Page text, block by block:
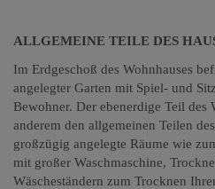
ALLGEMEINE TEILE DES
Im Erdgeschoß des Wohnhauses
angelegter Garten mit Spiel- und
Bewohner. Der ebenerdige Teil des
anderem den allgemeinen Teilen
großzügig angelegte Räume wie
mit großer Waschmaschine,
Wäscheständern zum Trocknen